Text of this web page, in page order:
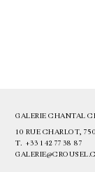
GALERIE CHANTAL
10 RUE CHARLOT,
T. +33 1 42 77 38 87